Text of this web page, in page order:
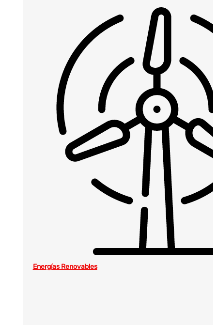
Energías Renovables